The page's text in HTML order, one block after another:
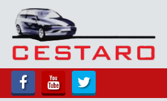
HOME
LISTA VEICOLI
ACQUISTIAMO USATO